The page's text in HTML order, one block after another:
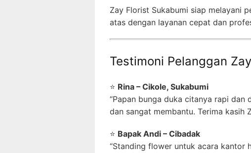
Zay Florist Sukabumi siap melayani
atas dengan layanan cepat dan
Testimoni Pelanggan
⭐ Rina – Cikole, Sukabumi
“Papan bunga duka citanya rapi
dan sangat membantu. Terima kasih
⭐ Bapak Andi – Cibadak
“Standing flower untuk acara kantor